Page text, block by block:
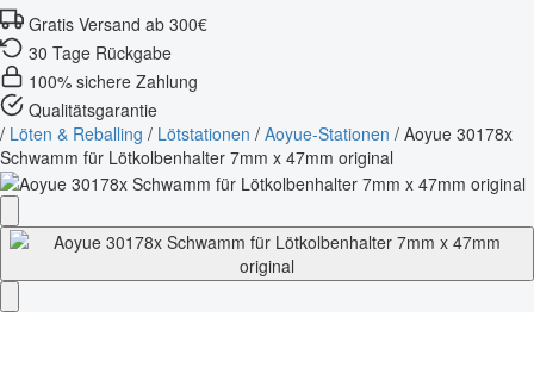
Gratis Versand ab 300€
30 Tage Rückgabe
100% sichere Zahlung
Qualitätsgarantie
/ Löten & Reballing / Lötstationen / Aoyue-Stationen / Aoyue 30178x
Schwamm für Lötkolbenhalter 7mm x 47mm original